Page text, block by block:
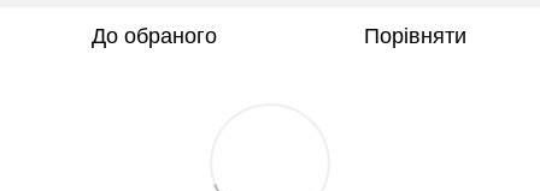
До обраного Порівняти